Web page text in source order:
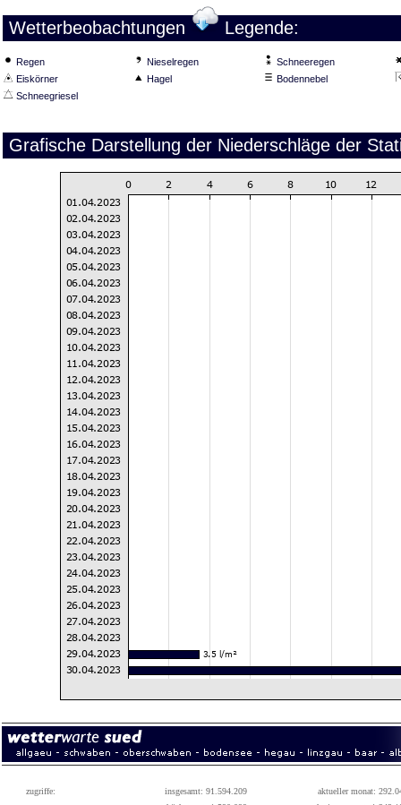
Wetterbeobachtungen Legende:
Regen Nieselregen
Schneeregen
Eiskörner
Hagel
Bodennebel
Schneegriesel
Grafische Darstellung der Niederschläge der
zugriffe: insgesamt: 91.594.209
aktueller monat: